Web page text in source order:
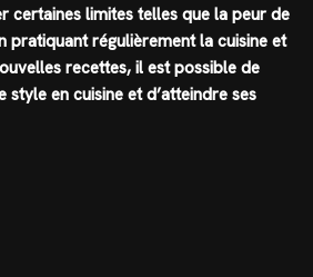
certaines limites telles que la peur de
pratiquant régulièrement la cuisine et
recettes, il est possible de
en cuisine et d’atteindre ses